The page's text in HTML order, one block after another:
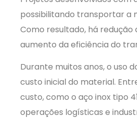
possibilitando transportar a
Como resultado, há
aumento da eficiência do
Durante muitos anos, o uso
custo inicial do material.
custo, como o aço inox tipo
operações logísticas e